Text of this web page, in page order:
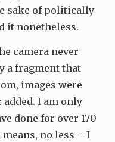
sake of politically
it nonetheless.
camera never
a fragment that
images were
I am only
done for over 170
no less – I